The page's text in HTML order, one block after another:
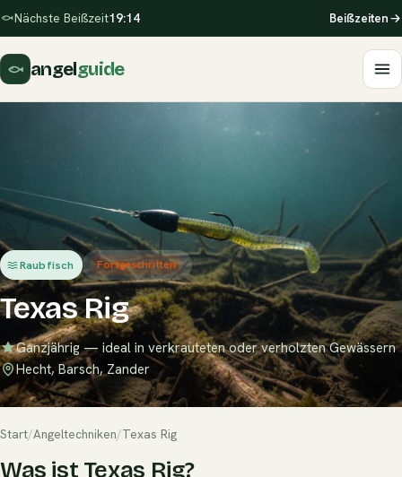
Nächste Beißzeit19:14 Beißzeiten
angelguide
Raubfisch Fortgeschritten
Texas Rig
Ganzjährig — ideal in verkrauteten oder verholzten Gewässern
Hecht, Barsch, Zander
Start/Angeltechniken/Texas Rig
Was ist Texas Rig?